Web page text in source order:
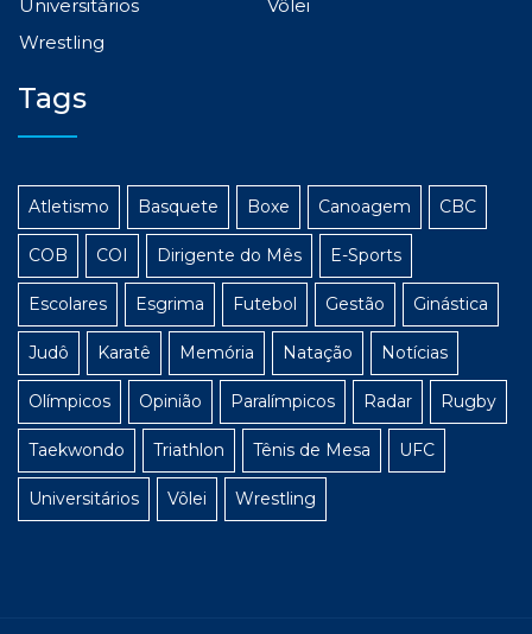
Universitários
Vôlei
Wrestling
Tags
Atletismo Basquete Boxe Canoagem CBC
COB COI Dirigente do Mês E-Sports
Escolares Esgrima Futebol Gestão Ginástica
Judô Karatê Memória Natação Notícias
Olímpicos Opinião Paralímpicos Radar Rugby
Taekwondo Triathlon Tênis de Mesa UFC
Universitários Vôlei Wrestling